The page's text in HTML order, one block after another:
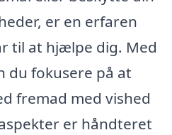
er en erfaren
til at hjælpe dig. Med
du fokusere på at
fremad med vished
er håndteret